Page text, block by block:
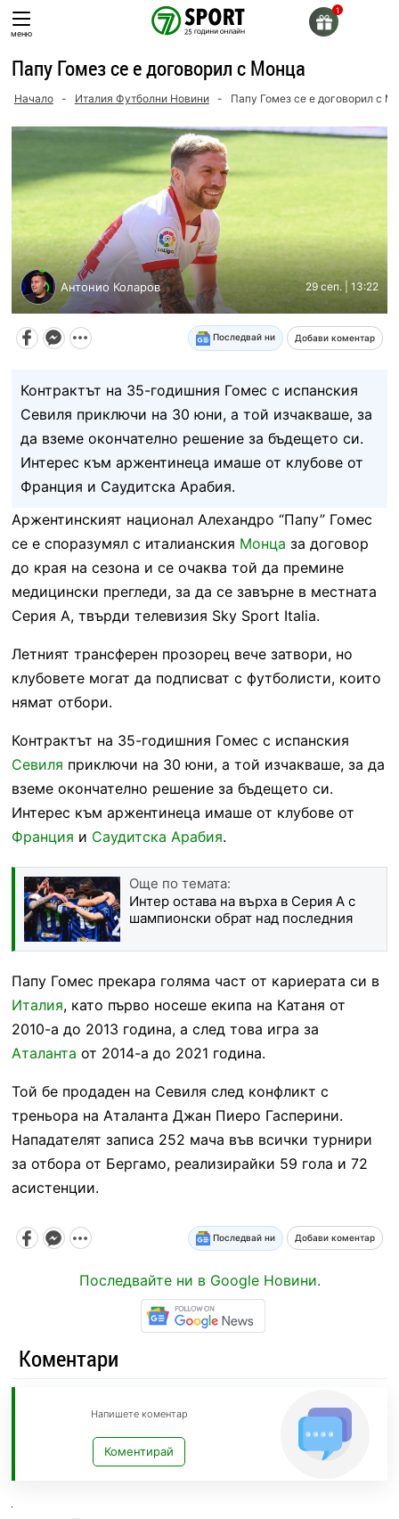
Skip
toменю
Папу Гомез се е договорил с Монца
Начало - Италия Футболни Новини - Папу Гомез се е договорил с
Антонио Коларов 29 сеп. | 13:22
Последвай ни Добави коментар
Контрактът на 35-годишния Гомес с испанския
Севиля приключи на 30 юни, а той изчакваше, за
да вземе окончателно решение за бъдещето си.
Интерес към аржентинеца имаше от клубове от
Франция и Саудитска Арабия.
Аржентинският национал Алехандро “Папу” Гомес
се е споразумял с италианския Монца за договор
до края на сезона и се очаква той да премине
медицински прегледи, за да се завърне в местната
Серия А, твърди телевизия Sky Sport Italia.
Летният трансферен прозорец вече затвори, но
клубовете могат да подписват с футболисти, които
нямат отбори.
Контрактът на 35-годишния Гомес с испанския
Севиля приключи на 30 юни, а той изчакваше, за да
вземе окончателно решение за бъдещето си.
Интерес към аржентинеца имаше от клубове от
Франция и Саудитска Арабия.
Още по темата:
Интер остава на върха в Серия А с
шампионски обрат над последния
Папу Гомес прекара голяма част от кариерата си в
Италия, като първо носеше екипа на Катаня от
2010-а до 2013 година, а след това игра за
Аталанта от 2014-а до 2021 година.
Той бе продаден на Севиля след конфликт с
треньора на Аталанта Джан Пиеро Гасперини.
Нападателят записа 252 мача във всички турнири
за отбора от Бергамо, реализирайки 59 гола и 72
асистенции.
Последвай ни Добави коментар
Последвайте ни в Google Новини.
Коментари
Напишете коментар
Коментирай